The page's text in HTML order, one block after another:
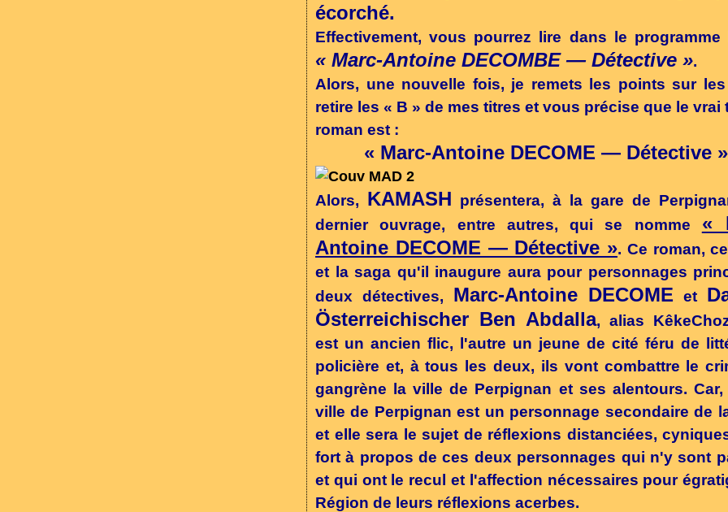
écorché.
Effectivement, vous pourrez lire dans le programme
« Marc-Antoine DECOMBE — Détective ».
Alors, une nouvelle fois, je remets les points sur
retire les « B » de mes titres et vous précise que le vrai
roman est :
« Marc-Antoine DECOME — Détective »
Alors, KAMASH présentera, à la gare de
dernier ouvrage, entre autres, qui se nomme «
Antoine DECOME — Détective ». Ce roman,
et la saga qu'il inaugure aura pour personnages
deux détectives, Marc-Antoine DECOME et
Österreichischer Ben Abdalla, alias
est un ancien flic, l'autre un jeune de cité féru de
policière et, à tous les deux, ils vont combattre le
gangrène la ville de Perpignan et ses alentours.
ville de Perpignan est un personnage secondaire de
et elle sera le sujet de réflexions distanciées,
fort à propos de ces deux personnages qui n'y sont
et qui ont le recul et l'affection nécessaires pour
Région de leurs réflexions acerbes.